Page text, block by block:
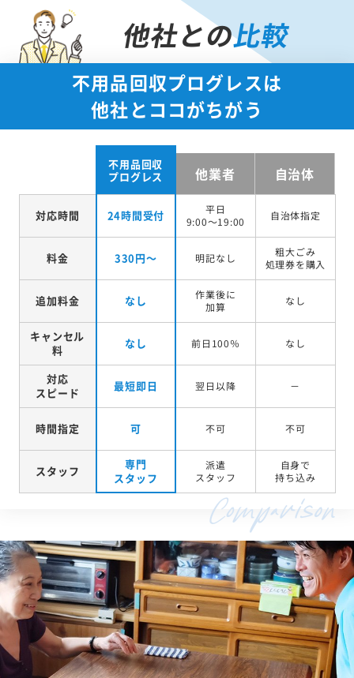
他社との比較
不用品回収プログレスは
他社とココがちがう
不用品回収
プログレス
他業者 自治体
対応時間 24時間受付
平日
9:00～19:00
自治体指定
料金 330円～ 明記なし
粗大ごみ
処理券を購入
追加料金 なし
作業後に
加算
なし
キャンセル
料
なし 前日100％ なし
対応
スピード
最短即日 翌日以降 －
時間指定 可 不可 不可
スタッフ
専門
スタッフ
派遣
スタッフ
自身で
持ち込み